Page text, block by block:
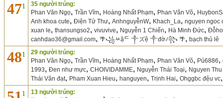
471
35 người trúng:
Phan Văn Ngọ, Trần Vĩm, Hoàng Nhất Phạm, Phan Văn Võ,
Anh khoa cute, Điện Tử Thư, AnhnguyễnW, Khach_La, nguyen ngoc
xuan le, thansungso2, vivuvive, Nguyễn 1 Chiến, Hà Minh Đức,
canhdao36@gmail.com, 🌴꧁ﾶặᄃ ༒ズệ ༒đờﾉ꧂ 🌴, bạch thủ lê
481
29 người trúng:
Phan Văn Ngọ, Trần Vĩm, Hoàng Nhất Phạm, Phan Văn Võ, Pú6886,
1993, Đen như mực, CHOIVIDAMME, Nguyễn Thái Toại, Nguyen
Thái Văn đạt, Pham Xuan Hieu, hanguyen, Trịnh Hai, Ohggbc đệu vc
1
13 người trúng: